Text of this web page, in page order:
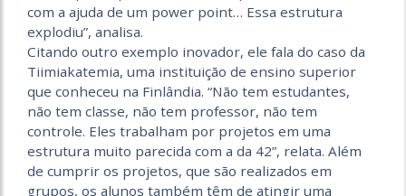
com a ajuda de um power point… Essa estrutura
explodiu”, analisa.
Citando outro exemplo inovador, ele fala do caso da
Tiimiakatemia, uma instituição de ensino superior
que conheceu na Finlândia. “Não tem estudantes,
não tem classe, não tem professor, não tem
controle. Eles trabalham por projetos em uma
estrutura muito parecida com a da 42”, relata. Além
de cumprir os projetos, que são realizados em
grupos, os alunos também têm de atingir uma